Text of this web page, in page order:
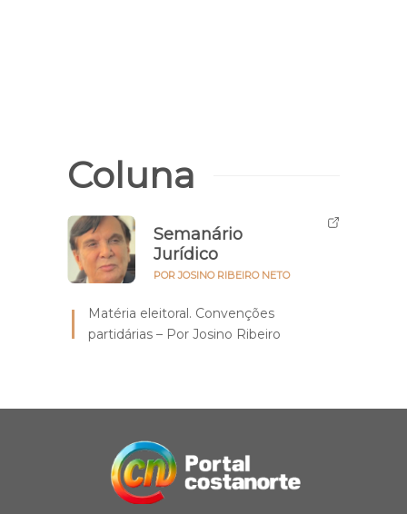
Coluna
Semanário
Jurídico
POR JOSINO RIBEIRO NETO
Matéria eleitoral. Convenções
partidárias – Por Josino Ribeiro